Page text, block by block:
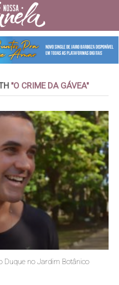
"O CRIME DA GÁVEA"
Duque no Jardim Botânico